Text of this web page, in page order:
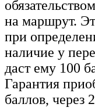
на маршрут.
при
наличие у
даст ему 100
Гарантия
баллов, через